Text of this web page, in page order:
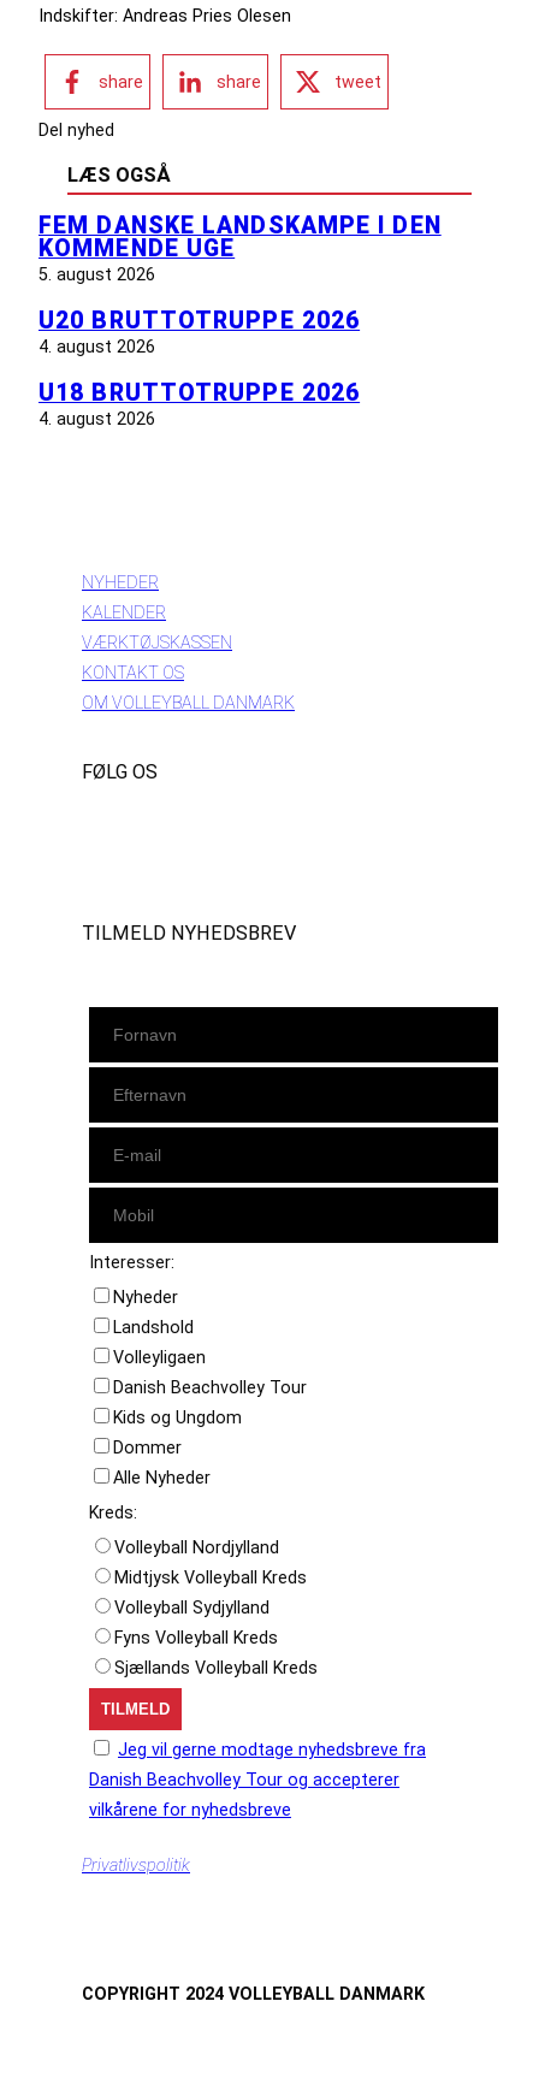
Indskifter: Andreas Pries Olesen
share share tweet
Del nyhed
LÆS OGSÅ
FEM DANSKE LANDSKAMPE I DEN
KOMMENDE UGE
5. august 2026
U20 BRUTTOTRUPPE 2026
4. august 2026
U18 BRUTTOTRUPPE 2026
4. august 2026
NYHEDER
KALENDER
VÆRKTØJSKASSEN
KONTAKT OS
OM VOLLEYBALL DANMARK
FØLG OS
TILMELD NYHEDSBREV
Interesser:
Nyheder
Landshold
Volleyligaen
Danish Beachvolley Tour
Kids og Ungdom
Dommer
Alle Nyheder
Kreds:
Volleyball Nordjylland
Midtjysk Volleyball Kreds
Volleyball Sydjylland
Fyns Volleyball Kreds
Sjællands Volleyball Kreds
Jeg vil gerne modtage nyhedsbreve fra
Danish Beachvolley Tour og accepterer
vilkårene for nyhedsbreve
Privatlivspolitik
COPYRIGHT 2024 VOLLEYBALL DANMARK